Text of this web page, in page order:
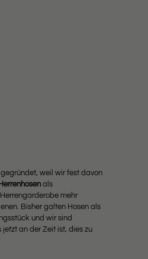
weil wir fest davon
als
mehr
Bisher galten Hosen als
und wir sind
jetzt an der Zeit ist, dies zu